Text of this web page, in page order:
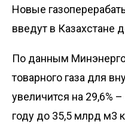
Новые
введут в Казахстане
По данным
товарного газа для
увеличится на 29,6%
году до 35,5 млрд м3